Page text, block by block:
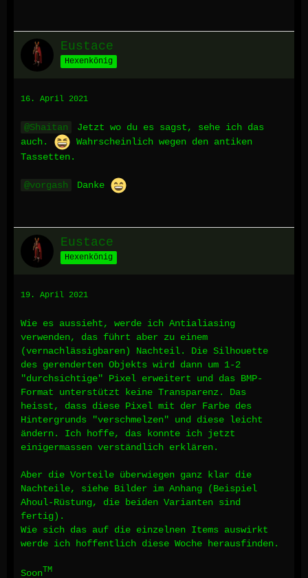
Eustace
Hexenkönig
16. April 2021
Shaitan
Jetzt wo du es sagst, sehe ich das
auch.
Wahrscheinlich wegen den antiken
Tassetten.
vorgash Danke
Eustace
Hexenkönig
19. April 2021
Wie es aussieht, werde ich Antialiasing
verwenden, das führt aber zu einem
(vernachlässigbaren) Nachteil. Die Silhouette
des gerenderten Objekts wird dann um 1-2
"durchsichtige" Pixel erweitert und das BMP-
Format unterstützt keine Transparenz. Das
heisst, dass diese Pixel mit der Farbe des
Hintergrunds "verschmelzen" und diese leicht
ändern. Ich hoffe, das konnte ich jetzt
einigermassen verständlich erklären.
Aber die Vorteile überwiegen ganz klar die
Nachteile, siehe Bilder im Anhang (Beispiel
Ahoul-Rüstung, die beiden Varianten sind
fertig).
Wie sich das auf die einzelnen Items auswirkt
werde ich hoffentlich diese Woche herausfinden.
SoonTM